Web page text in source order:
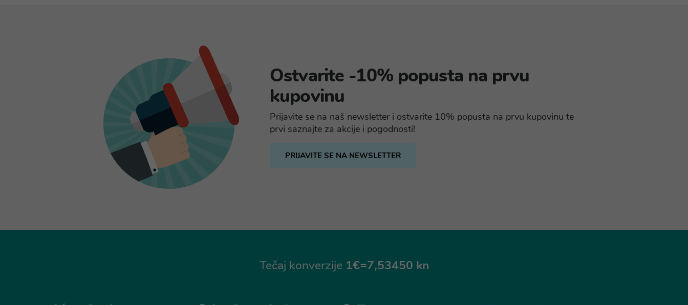
Ostvarite -10% popusta na prvu
kupovinu
Prijavite se na naš newsletter i ostvarite 10% popusta na prvu kupovinu te
prvi saznajte za akcije i pogodnosti!
PRIJAVITE SE NA NEWSLETTER
Tečaj konverzije 1€=7,53450 kn